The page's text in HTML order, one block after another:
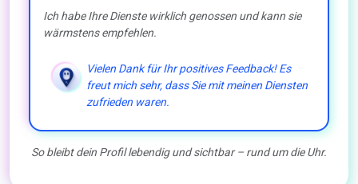
Ich habe Ihre Dienste wirklich genossen und kann sie
wärmstens empfehlen.
Vielen Dank für Ihr positives Feedback! Es
freut mich sehr, dass Sie mit meinen Diensten
zufrieden waren.
So bleibt dein Profil lebendig und sichtbar – rund um die Uhr.